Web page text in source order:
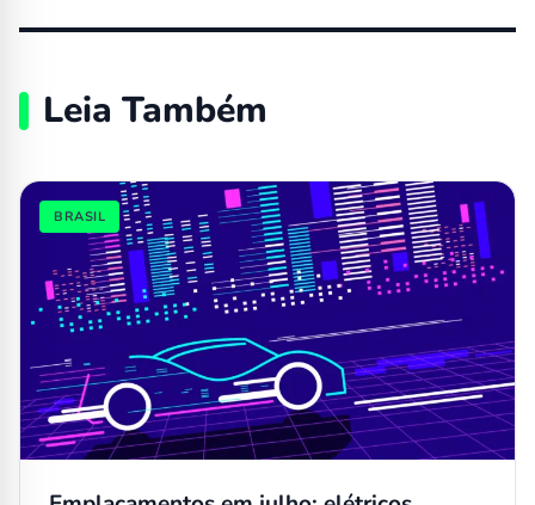
Leia Também
BRASIL